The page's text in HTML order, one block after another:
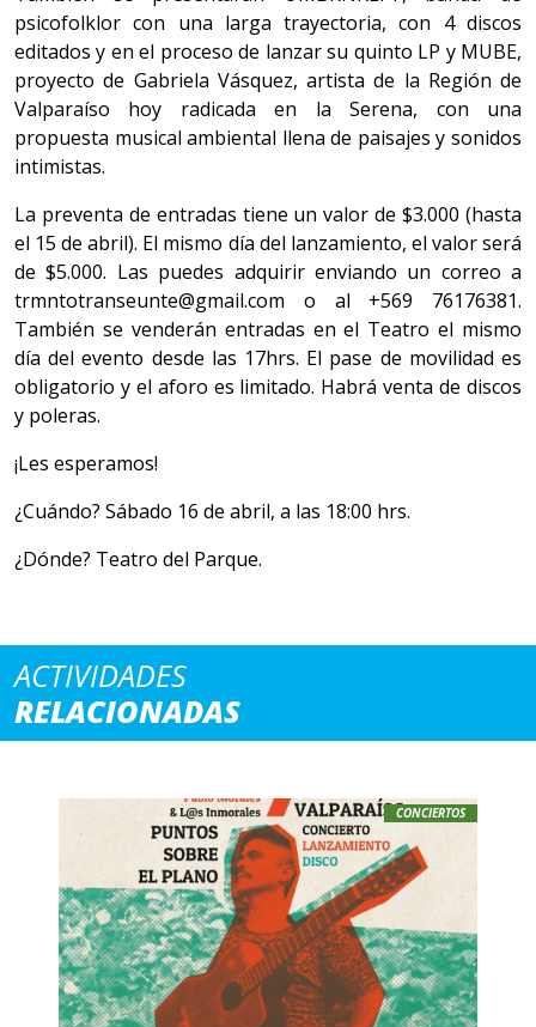
psicofolklor con una larga trayectoria, con 4 discos
editados y en el proceso de lanzar su quinto LP y MUBE,
proyecto de Gabriela Vásquez, artista de la Región de
Valparaíso hoy radicada en la Serena, con una
propuesta musical ambiental llena de paisajes y sonidos
intimistas.
La preventa de entradas tiene un valor de $3.000 (hasta
el 15 de abril). El mismo día del lanzamiento, el valor será
de $5.000. Las puedes adquirir enviando un correo a
trmntotranseunte@gmail.com o al +569 76176381.
También se venderán entradas en el Teatro el mismo
día del evento desde las 17hrs. El pase de movilidad es
obligatorio y el aforo es limitado. Habrá venta de discos
y poleras.
¡Les esperamos!
¿Cuándo? Sábado 16 de abril, a las 18:00 hrs.
¿Dónde? Teatro del Parque.
ACTIVIDADES
RELACIONADAS
CONCIERTOS